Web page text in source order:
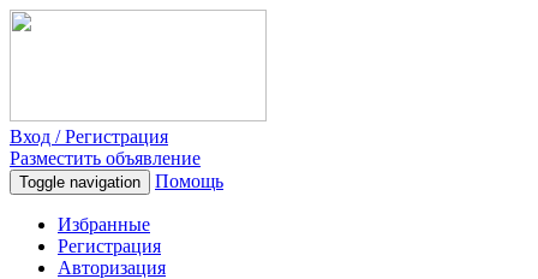
Вход / Регистрация
Разместить объявление
Toggle navigation Помощь
Избранные
Регистрация
Авторизация